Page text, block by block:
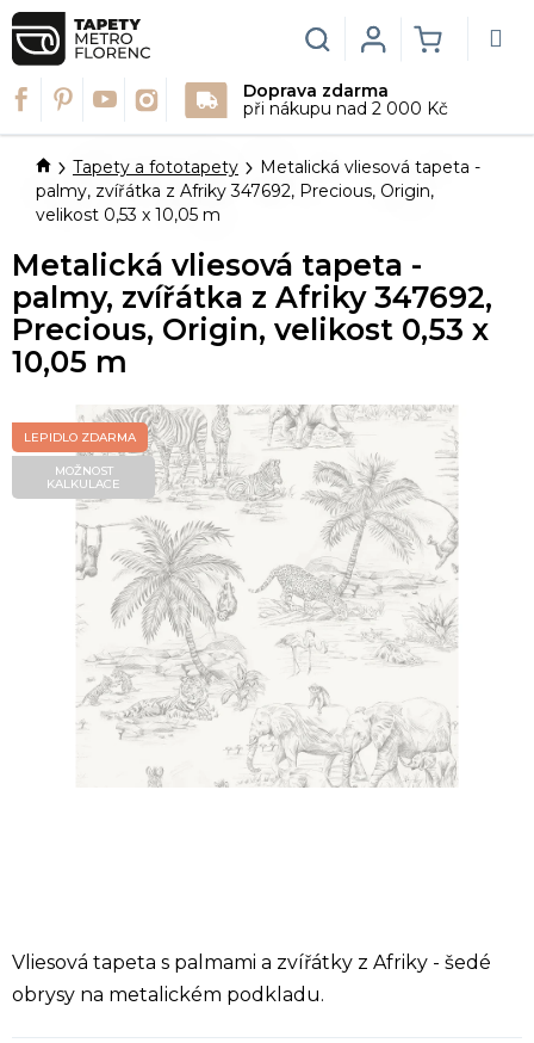
Přejít
na
obsah
Doprava zdarma
při nákupu nad 2 000 Kč
Hledat
KOŠÍK
Login
DomůTapety a fototapety
Metalická vliesová tapeta -
palmy, zvířátka z Afriky 347692, Precious, Origin,
velikost 0,53 x 10,05 m
Vliesová tapeta s palmami a zvířátky z Afriky - šedé
obrysy na metalickém podkladu.
Metalická vliesová tapeta -
palmy, zvířátka z Afriky 347692,
Precious, Origin, velikost 0,53 x
10,05 m
LEPIDLO ZDARMA
MOŽNOST
KALKULACE